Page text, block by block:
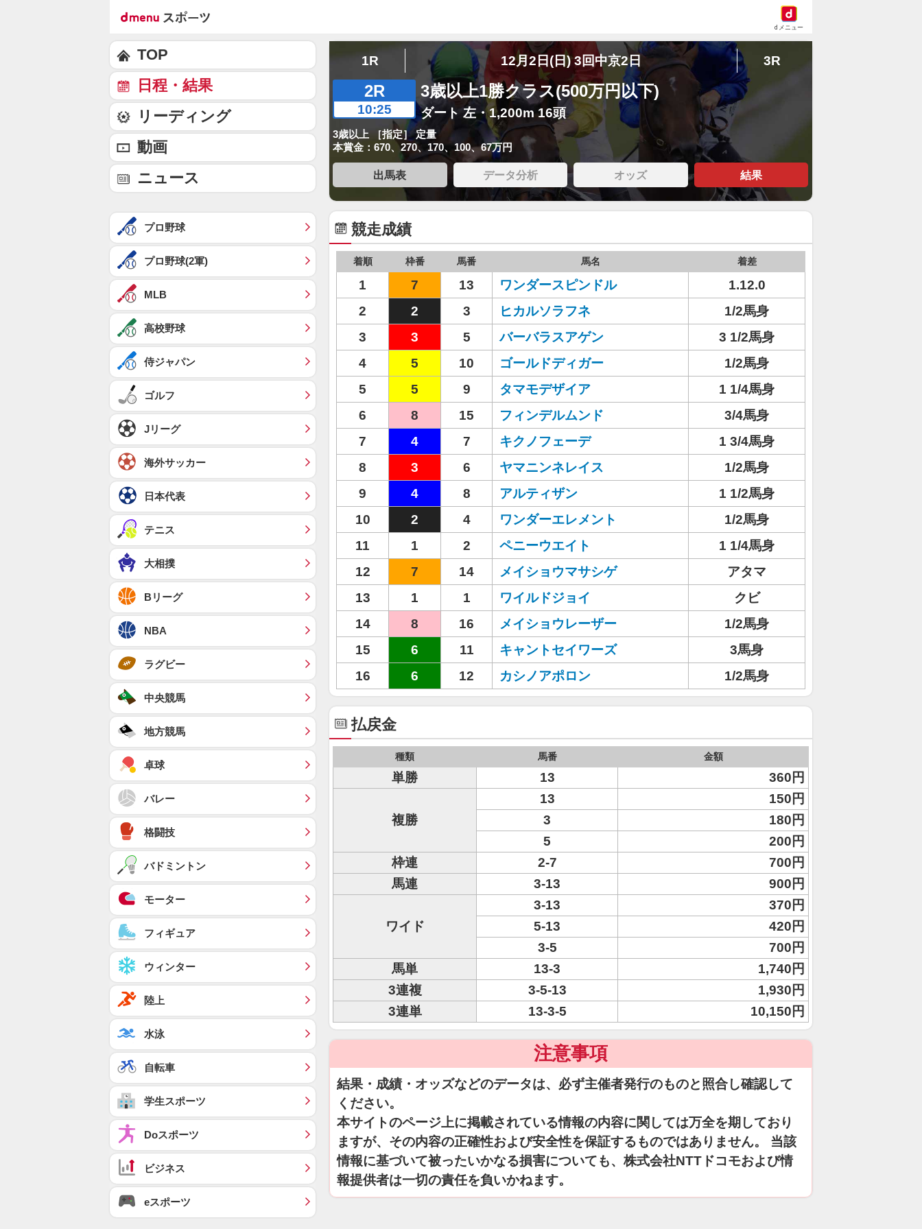
dメニュー
1R 12月2日(日) 3回中京2日 3R
2R
10:25
3歳以上1勝クラス(500万円以下)
ダート 左・1,200m 16頭
3歳以上 ［指定］ 定量
本賞金：670、270、170、100、67万円
出馬表 データ分析 オッズ 結果
競走成績
着順 枠番 馬番 馬名 着差
1 7 13 ワンダースピンドル
1.12.0
2
2 3 ヒカルソラフネ
1/2馬身
3
3 5 バーバラスアゲン
3 1/2馬身
4
5 10 ゴールドディガー
1/2馬身
5
5 9 タマモデザイア
1 1/4馬身
6
8 15 フィンデルムンド
3/4馬身
7
4 7 キクノフェーデ
1 3/4馬身
8
3 6 ヤマニンネレイス
1/2馬身
9
4 8 アルティザン
1 1/2馬身
10
2 4 ワンダーエレメント
1/2馬身
11
1 2 ペニーウエイト
1 1/4馬身
12
7 14 メイショウマサシゲ
アタマ
13
1 1 ワイルドジョイ
クビ
14
8 16 メイショウレーザー
1/2馬身
15
6 11 キャントセイワーズ
3馬身
16
6 12 カシノアポロン 1/2馬身
払戻金
種類 馬番 金額
単勝 13 360円
複勝
13
150円
3
180円
5
200円
枠連
2-7
700円
馬連
3-13 900円
ワイド
3-13
370円
5-13
420円
3-5
700円
馬単
13-3
1,740円
3連複
3-5-13
1,930円
3連単
13-3-5 10,150円
注意事項
結果・成績・オッズなどのデータは、必ず主催者発行のものと照合し確認して
ください。
本サイトのページ上に掲載されている情報の内容に関しては万全を期しており
ますが、その内容の正確性および安全性を保証するものではありません。 当該
情報に基づいて被ったいかなる損害についても、株式会社NTTドコモおよび情
報提供者は一切の責任を負いかねます。
TOP
日程・結果
リーディング
動画
ニュース
プロ野球
プロ野球(2軍)
MLB
高校野球
侍ジャパン
ゴルフ
Jリーグ
海外サッカー
日本代表
テニス
大相撲
Bリーグ
NBA
ラグビー
中央競馬
地方競馬
卓球
バレー
格闘技
バドミントン
モーター
フィギュア
ウィンター
陸上
水泳
自転車
学生スポーツ
Doスポーツ
ビジネス
eスポーツ